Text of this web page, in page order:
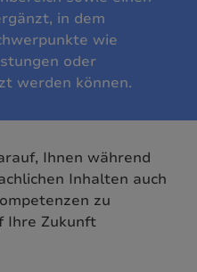
in dem
wie
oder
werden können.
Ihnen während
Inhalten auch
zu
Ihre Zukunft